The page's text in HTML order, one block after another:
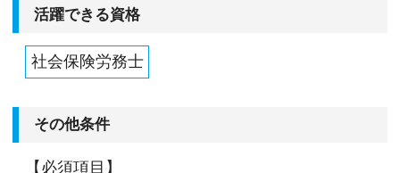
活躍できる資格
社会保険労務士
その他条件
【必須項目】